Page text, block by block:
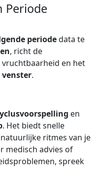
Periode
periodedata te
, richt de
en het
.
en
. Het biedt snelle
ritmes van je
medisch advies of
spreek